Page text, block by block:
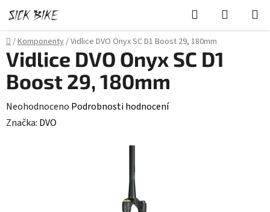
na
obsah
Hledat
KOŠÍK
Domů
/Komponenty/Vidlice DVO Onyx SC D1 Boost 29, 180mm
Vidlice DVO Onyx SC D1
Boost 29, 180mm
Průměrné
hodnocení
Neohodnoceno Podrobnosti hodnocení
Značka: DVO